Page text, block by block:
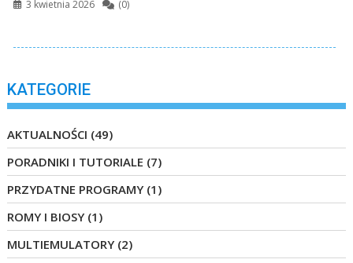
3 kwietnia 2026 (0)
KATEGORIE
AKTUALNOŚCI (49)
PORADNIKI I TUTORIALE (7)
PRZYDATNE PROGRAMY (1)
ROMY I BIOSY (1)
MULTIEMULATORY (2)